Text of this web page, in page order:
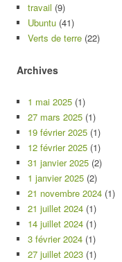
travail (9)
Ubuntu (41)
Verts de terre (22)
Archives
1 mai 2025 (1)
27 mars 2025 (1)
19 février 2025 (1)
12 février 2025 (1)
31 janvier 2025 (2)
1 janvier 2025 (2)
21 novembre 2024 (1)
21 juillet 2024 (1)
14 juillet 2024 (1)
3 février 2024 (1)
27 juillet 2023 (1)